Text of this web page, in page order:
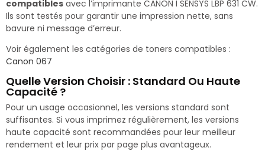
compatibles avec l’imprimante CANON I SENSYS LBP 631 CW.
Ils sont testés pour garantir une impression nette, sans
bavure ni message d’erreur.
Voir également les catégories de toners compatibles :
Canon 067
Quelle Version Choisir : Standard Ou Haute
Capacité ?
Pour un usage occasionnel, les versions standard sont
suffisantes. Si vous imprimez régulièrement, les versions
haute capacité sont recommandées pour leur meilleur
rendement et leur prix par page plus avantageux.